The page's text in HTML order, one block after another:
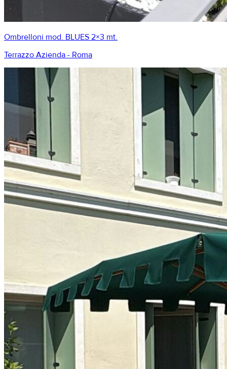
Ombrelloni mod. BLUES 2×3 mt.
Terrazzo Azienda - Roma